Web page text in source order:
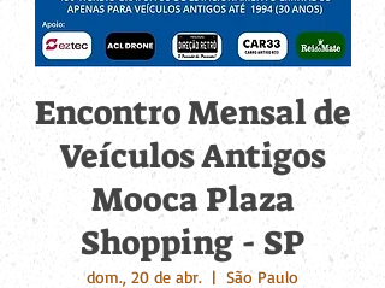
Encontro Mensal de
Veículos Antigos
Mooca Plaza
Shopping - SP
dom., 20 de abr.
  |
São Paulo